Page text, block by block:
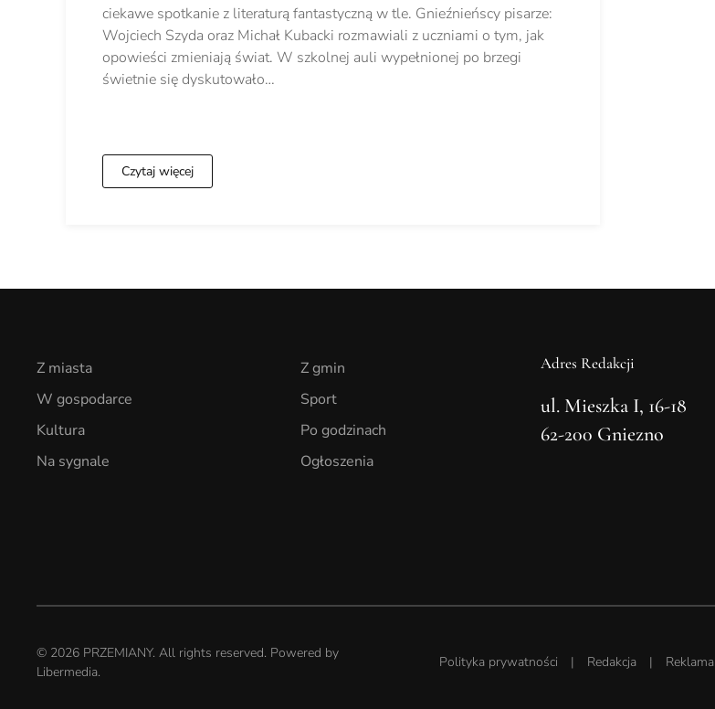
ciekawe spotkanie z literaturą fantastyczną w tle. Gnieźnieńscy pisarze:
Wojciech Szyda oraz Michał Kubacki rozmawiali z uczniami o tym, jak
opowieści zmieniają świat. W szkolnej auli wypełnionej po brzegi
świetnie się dyskutowało…
Czytaj więcej
Z miasta
W gospodarce
Kultura
Na sygnale
Z gmin
Sport
Po godzinach
Ogłoszenia
Adres Redakcji
ul. Mieszka I, 16-18
62-200 Gniezno
© 2026 PRZEMIANY. All rights reserved. Powered by
Libermedia.
Polityka prywatności | Redakcja | Reklama